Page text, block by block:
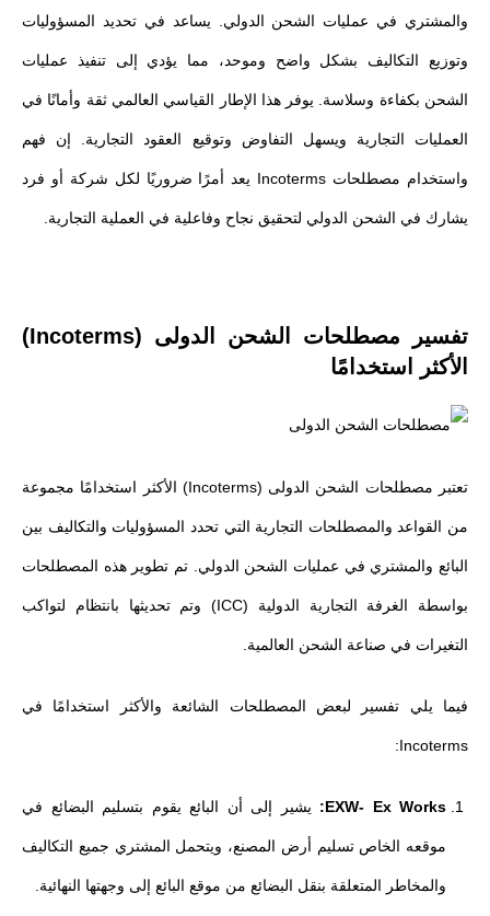
والمشتري في عمليات الشحن الدولي. يساعد في تحديد المسؤوليات
وتوزيع التكاليف بشكل واضح وموحد، مما يؤدي إلى تنفيذ عمليات
الشحن بكفاءة وسلاسة. يوفر هذا الإطار القياسي العالمي ثقة وأمانًا في
العمليات التجارية ويسهل التفاوض وتوقيع العقود التجارية. إن فهم
واستخدام مصطلحات Incoterms يعد أمرًا ضروريًا لكل شركة أو فرد
يشارك في الشحن الدولي لتحقيق نجاح وفاعلية في العملية التجارية.
تفسير مصطلحات الشحن الدولى (Incoterms)
الأكثر استخدامًا
تعتبر مصطلحات الشحن الدولى (Incoterms) الأكثر استخدامًا مجموعة
من القواعد والمصطلحات التجارية التي تحدد المسؤوليات والتكاليف بين
البائع والمشتري في عمليات الشحن الدولي. تم تطوير هذه المصطلحات
بواسطة الغرفة التجارية الدولية (ICC) وتم تحديثها بانتظام لتواكب
التغيرات في صناعة الشحن العالمية.
فيما يلي تفسير لبعض المصطلحات الشائعة والأكثر استخدامًا في
Incoterms:
EXW- Ex Works: يشير إلى أن البائع يقوم بتسليم البضائع في
موقعه الخاص تسليم أرض المصنع، ويتحمل المشتري جميع التكاليف
والمخاطر المتعلقة بنقل البضائع من موقع البائع إلى وجهتها النهائية.